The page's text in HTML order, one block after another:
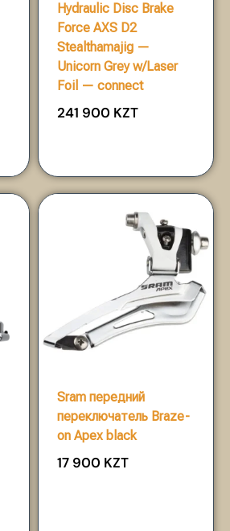
Hydraulic Disc Brake
Force AXS D2
Stealthamajig —
Unicorn Grey w/Laser
Foil — connect
241 900 KZT
Sram передний
переключатель Braze-
on Apex black
17 900 KZT